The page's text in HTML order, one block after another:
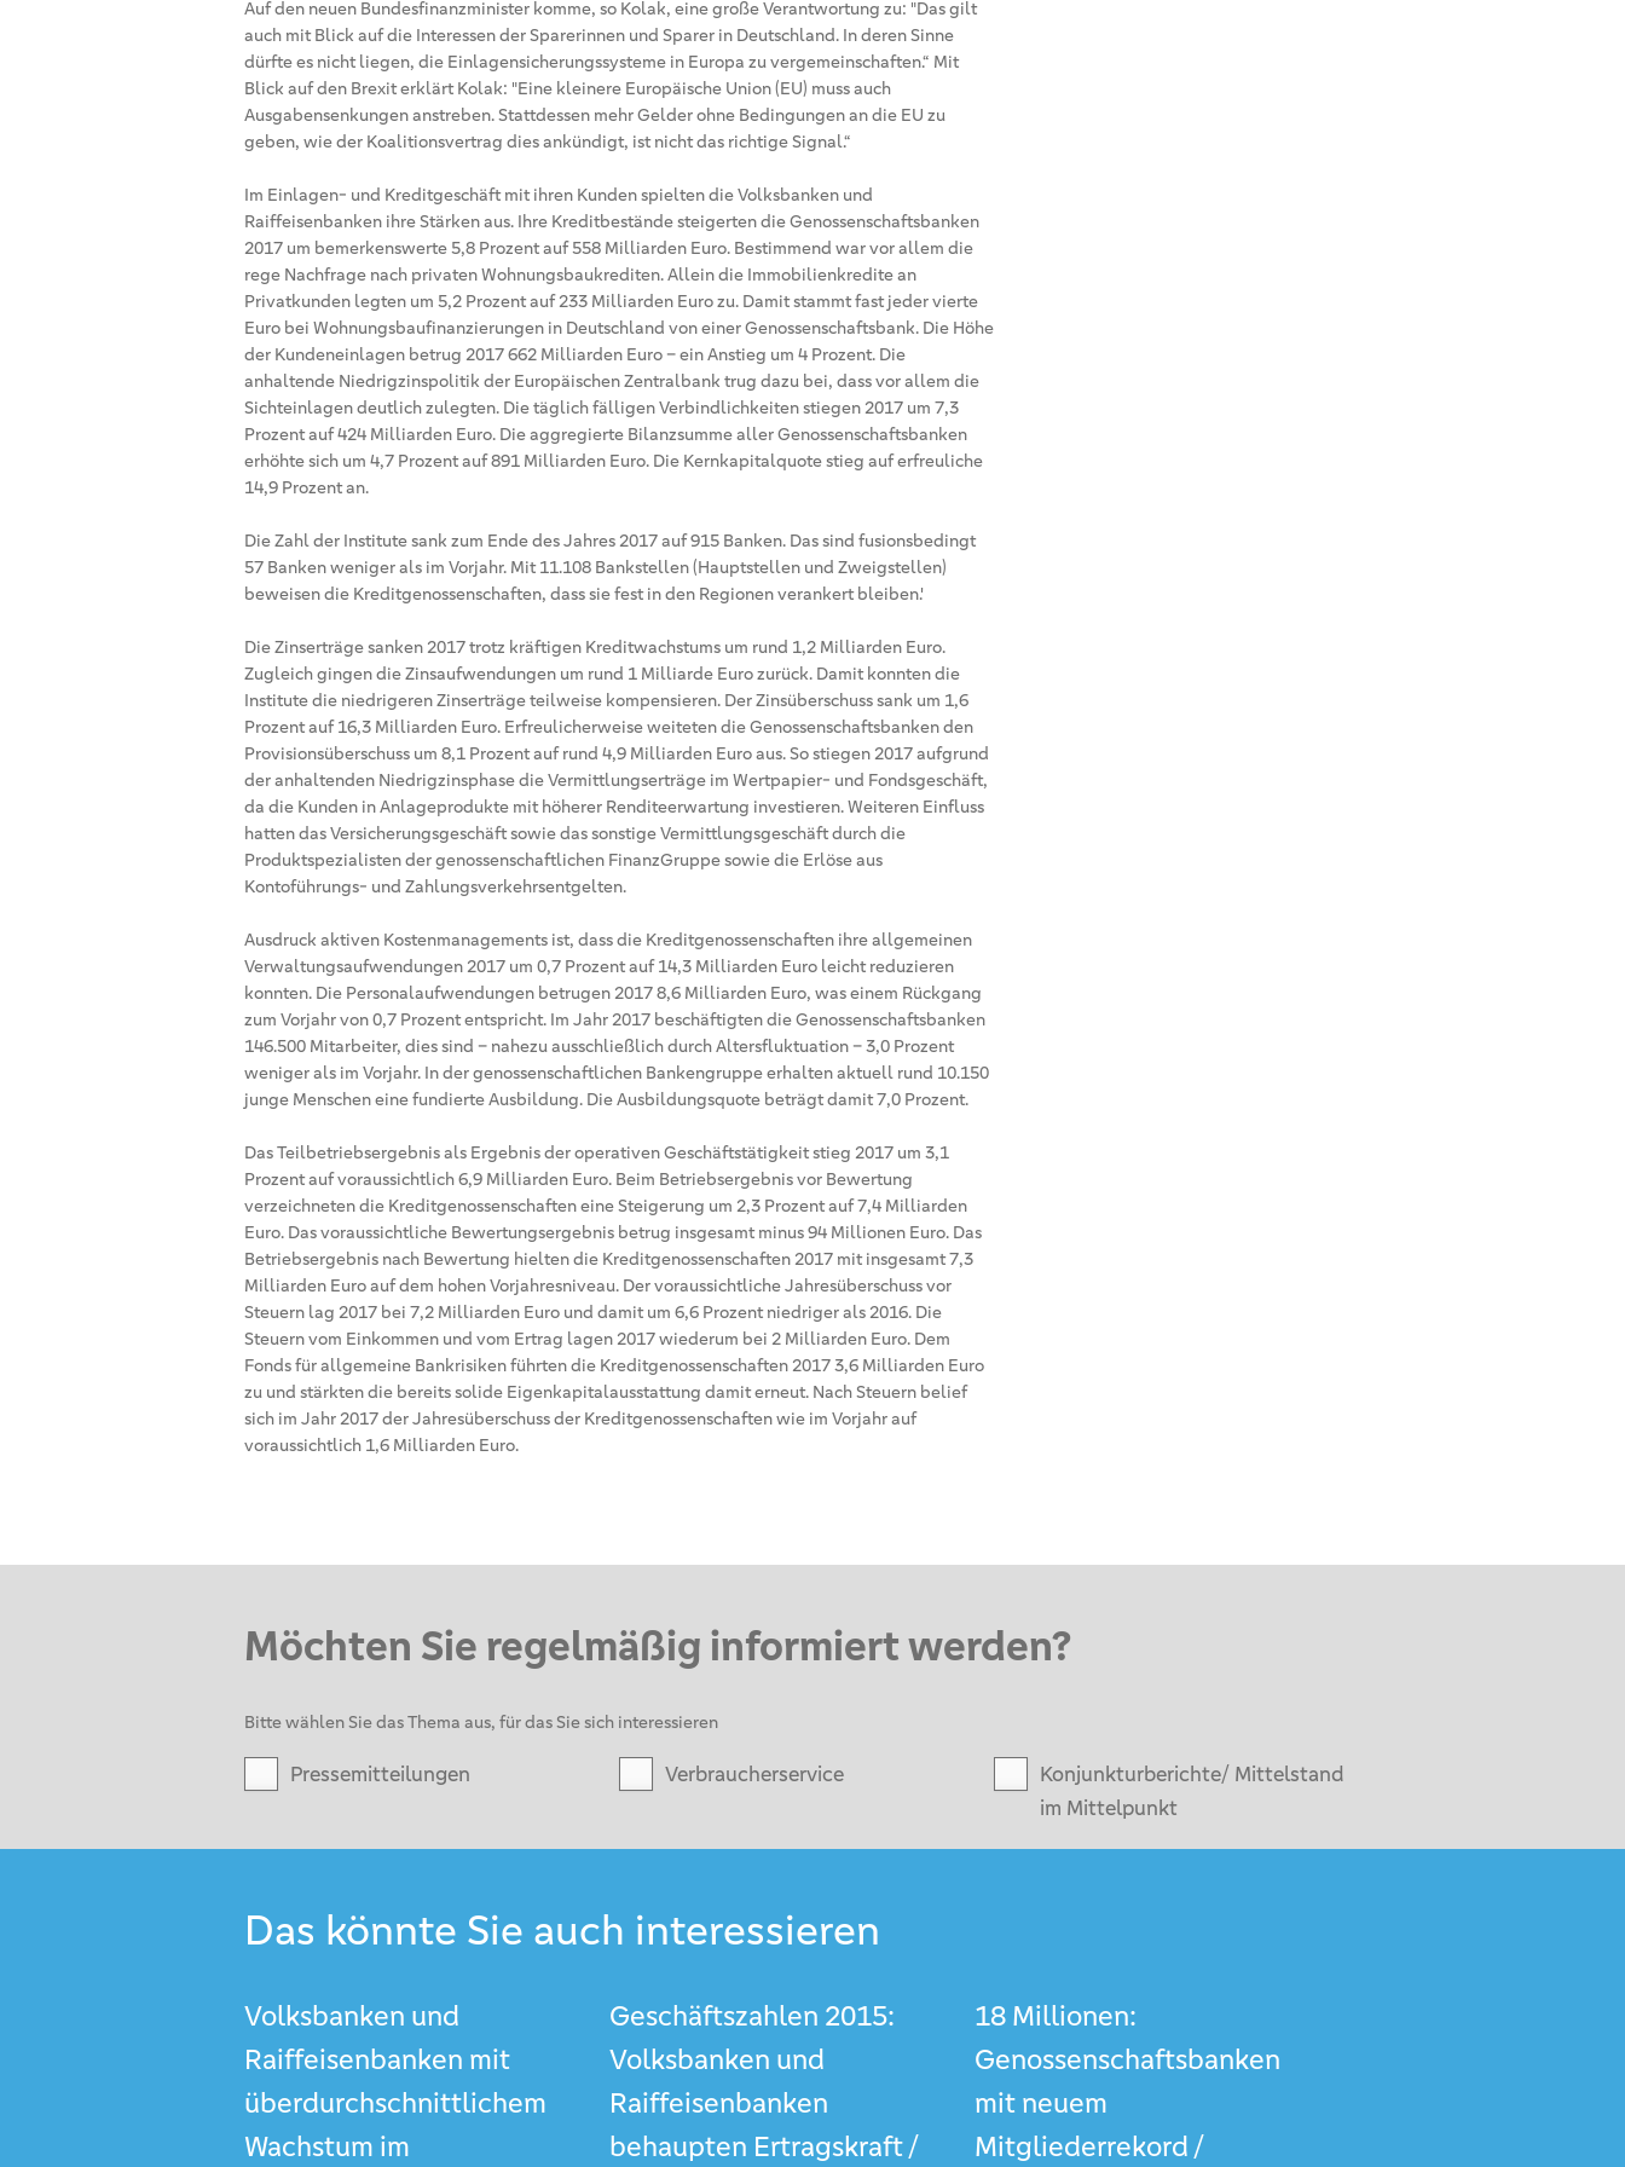
Auf den neuen Bundesfinanzminister komme, so Kolak, eine große Verantwortung zu: "Das gilt
auch mit Blick auf die Interessen der Sparerinnen und Sparer in Deutschland. In deren Sinne
dürfte es nicht liegen, die Einlagensicherungssysteme in Europa zu vergemeinschaften.“ Mit
Blick auf den Brexit erklärt Kolak: "Eine kleinere Europäische Union (EU) muss auch
Ausgabensenkungen anstreben. Stattdessen mehr Gelder ohne Bedingungen an die EU zu
geben, wie der Koalitionsvertrag dies ankündigt, ist nicht das richtige Signal.“
Im Einlagen- und Kreditgeschäft mit ihren Kunden spielten die Volksbanken und
Raiffeisenbanken ihre Stärken aus. Ihre Kreditbestände steigerten die Genossenschaftsbanken
2017 um bemerkenswerte 5,8 Prozent auf 558 Milliarden Euro. Bestimmend war vor allem die
rege Nachfrage nach privaten Wohnungsbaukrediten. Allein die Immobilienkredite an
Privatkunden legten um 5,2 Prozent auf 233 Milliarden Euro zu. Damit stammt fast jeder vierte
Euro bei Wohnungsbaufinanzierungen in Deutschland von einer Genossenschaftsbank. Die Höhe
der Kundeneinlagen betrug 2017 662 Milliarden Euro – ein Anstieg um 4 Prozent. Die
anhaltende Niedrigzinspolitik der Europäischen Zentralbank trug dazu bei, dass vor allem die
Sichteinlagen deutlich zulegten. Die täglich fälligen Verbindlichkeiten stiegen 2017 um 7,3
Prozent auf 424 Milliarden Euro. Die aggregierte Bilanzsumme aller Genossenschaftsbanken
erhöhte sich um 4,7 Prozent auf 891 Milliarden Euro. Die Kernkapitalquote stieg auf erfreuliche
14,9 Prozent an.
Die Zahl der Institute sank zum Ende des Jahres 2017 auf 915 Banken. Das sind fusionsbedingt
57 Banken weniger als im Vorjahr. Mit 11.108 Bankstellen (Hauptstellen und Zweigstellen)
beweisen die Kreditgenossenschaften, dass sie fest in den Regionen verankert bleiben.'
Die Zinserträge sanken 2017 trotz kräftigen Kreditwachstums um rund 1,2 Milliarden Euro.
Zugleich gingen die Zinsaufwendungen um rund 1 Milliarde Euro zurück. Damit konnten die
Institute die niedrigeren Zinserträge teilweise kompensieren. Der Zinsüberschuss sank um 1,6
Prozent auf 16,3 Milliarden Euro. Erfreulicherweise weiteten die Genossenschaftsbanken den
Provisionsüberschuss um 8,1 Prozent auf rund 4,9 Milliarden Euro aus. So stiegen 2017 aufgrund
der anhaltenden Niedrigzinsphase die Vermittlungserträge im Wertpapier- und Fondsgeschäft,
da die Kunden in Anlageprodukte mit höherer Renditeerwartung investieren. Weiteren Einfluss
hatten das Versicherungsgeschäft sowie das sonstige Vermittlungsgeschäft durch die
Produktspezialisten der genossenschaftlichen FinanzGruppe sowie die Erlöse aus
Kontoführungs- und Zahlungsverkehrsentgelten.
Ausdruck aktiven Kostenmanagements ist, dass die Kreditgenossenschaften ihre allgemeinen
Verwaltungsaufwendungen 2017 um 0,7 Prozent auf 14,3 Milliarden Euro leicht reduzieren
konnten. Die Personalaufwendungen betrugen 2017 8,6 Milliarden Euro, was einem Rückgang
zum Vorjahr von 0,7 Prozent entspricht. Im Jahr 2017 beschäftigten die Genossenschaftsbanken
146.500 Mitarbeiter, dies sind – nahezu ausschließlich durch Altersfluktuation – 3,0 Prozent
weniger als im Vorjahr. In der genossenschaftlichen Bankengruppe erhalten aktuell rund 10.150
junge Menschen eine fundierte Ausbildung. Die Ausbildungsquote beträgt damit 7,0 Prozent.
Das Teilbetriebsergebnis als Ergebnis der operativen Geschäftstätigkeit stieg 2017 um 3,1
Prozent auf voraussichtlich 6,9 Milliarden Euro. Beim Betriebsergebnis vor Bewertung
verzeichneten die Kreditgenossenschaften eine Steigerung um 2,3 Prozent auf 7,4 Milliarden
Euro. Das voraussichtliche Bewertungsergebnis betrug insgesamt minus 94 Millionen Euro. Das
Betriebsergebnis nach Bewertung hielten die Kreditgenossenschaften 2017 mit insgesamt 7,3
Milliarden Euro auf dem hohen Vorjahresniveau. Der voraussichtliche Jahresüberschuss vor
Steuern lag 2017 bei 7,2 Milliarden Euro und damit um 6,6 Prozent niedriger als 2016. Die
Steuern vom Einkommen und vom Ertrag lagen 2017 wiederum bei 2 Milliarden Euro. Dem
Fonds für allgemeine Bankrisiken führten die Kreditgenossenschaften 2017 3,6 Milliarden Euro
zu und stärkten die bereits solide Eigenkapitalausstattung damit erneut. Nach Steuern belief
sich im Jahr 2017 der Jahresüberschuss der Kreditgenossenschaften wie im Vorjahr auf
voraussichtlich 1,6 Milliarden Euro.
Möchten Sie regelmäßig informiert werden?
Bitte wählen Sie das Thema aus, für das Sie sich interessieren
Pressemitteilungen Verbraucherservice
Konjunkturberichte/ Mittelstand
im Mittelpunkt
Das könnte Sie auch interessieren
Volksbanken und
Raiffeisenbanken mit
überdurchschnittlichem
Wachstum im
Geschäftszahlen 2015:
Volksbanken und
Raiffeisenbanken
behaupten Ertragskraft /
18 Millionen:
Genossenschaftsbanken
mit neuem
Mitgliederrekord /